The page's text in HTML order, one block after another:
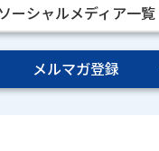
ソーシャルメディア一覧
メルマガ登録